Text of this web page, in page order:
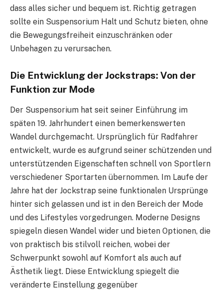
dass alles sicher und bequem ist. Richtig getragen
sollte ein Suspensorium Halt und Schutz bieten, ohne
die Bewegungsfreiheit einzuschränken oder
Unbehagen zu verursachen.
Die Entwicklung der Jockstraps: Von der
Funktion zur Mode
Der Suspensorium hat seit seiner Einführung im
späten 19. Jahrhundert einen bemerkenswerten
Wandel durchgemacht. Ursprünglich für Radfahrer
entwickelt, wurde es aufgrund seiner schützenden und
unterstützenden Eigenschaften schnell von Sportlern
verschiedener Sportarten übernommen. Im Laufe der
Jahre hat der Jockstrap seine funktionalen Ursprünge
hinter sich gelassen und ist in den Bereich der Mode
und des Lifestyles vorgedrungen. Moderne Designs
spiegeln diesen Wandel wider und bieten Optionen, die
von praktisch bis stilvoll reichen, wobei der
Schwerpunkt sowohl auf Komfort als auch auf
Ästhetik liegt. Diese Entwicklung spiegelt die
veränderte Einstellung gegenüber